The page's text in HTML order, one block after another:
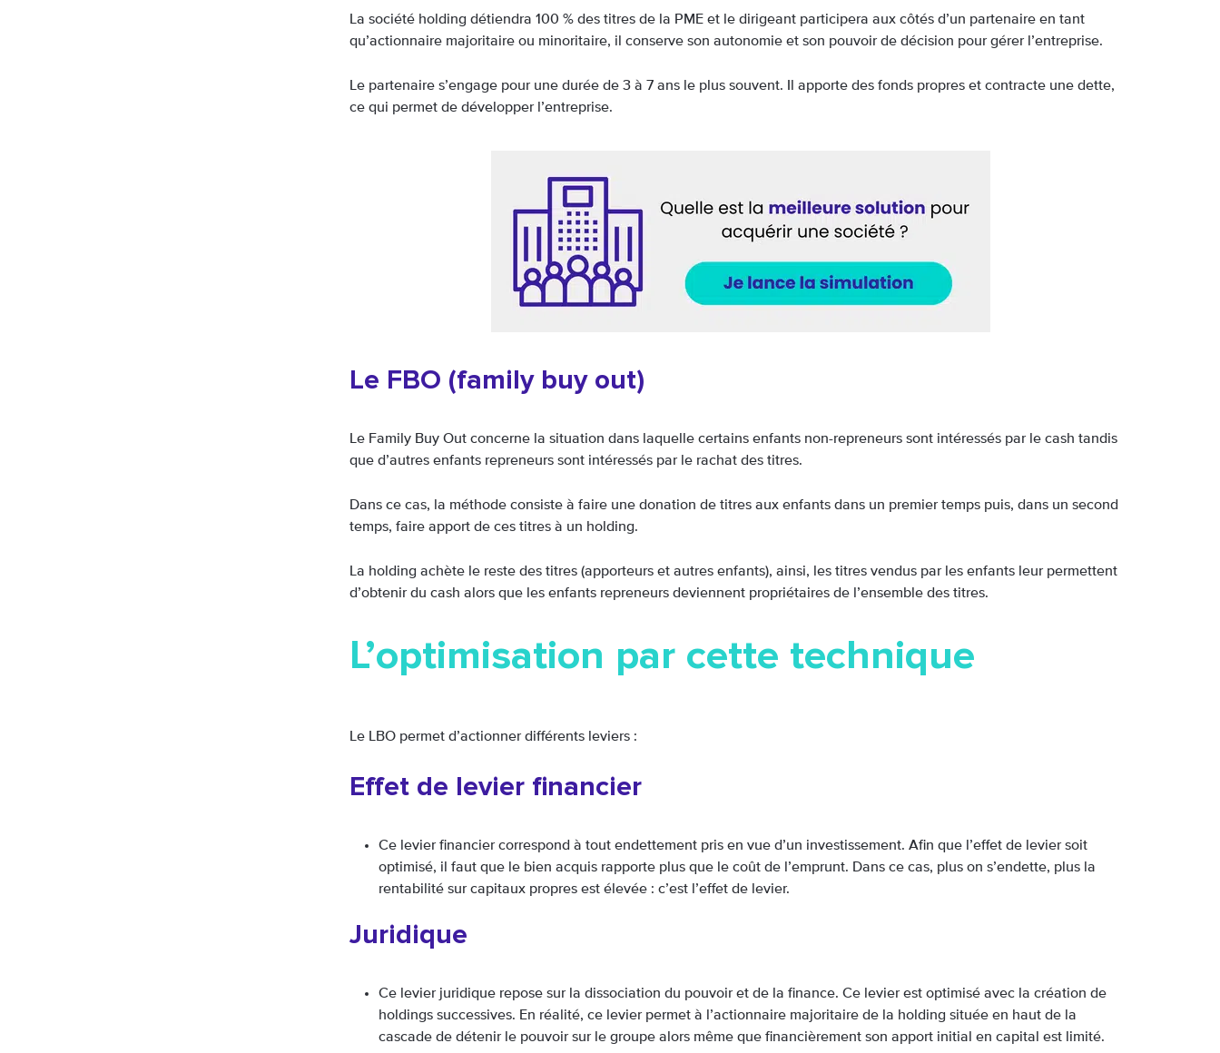
La société holding détiendra 100 % des titres de la PME et le dirigeant participera aux côtés d’un partenaire en tant
qu’actionnaire majoritaire ou minoritaire, il conserve son autonomie et son pouvoir de décision pour gérer l’entreprise.
Le partenaire s’engage pour une durée de 3 à 7 ans le plus souvent. Il apporte des fonds propres et contracte une dette,
ce qui permet de développer l’entreprise.
Le FBO (family buy out)
Le Family Buy Out concerne la situation dans laquelle certains enfants non-repreneurs sont intéressés par le cash tandis
que d’autres enfants repreneurs sont intéressés par le rachat des titres.
Dans ce cas, la méthode consiste à faire une donation de titres aux enfants dans un premier temps puis, dans un second
temps, faire apport de ces titres à un holding.
La holding achète le reste des titres (apporteurs et autres enfants), ainsi, les titres vendus par les enfants leur permettent
d’obtenir du cash alors que les enfants repreneurs deviennent propriétaires de l’ensemble des titres.
L’optimisation par cette technique
Le LBO permet d’actionner différents leviers :
Effet de levier financier
Ce levier financier correspond à tout endettement pris en vue d’un investissement. Afin que l’effet de levier soit
optimisé, il faut que le bien acquis rapporte plus que le coût de l’emprunt. Dans ce cas, plus on s’endette, plus la
rentabilité sur capitaux propres est élevée : c’est l’effet de levier.
Juridique
Ce levier juridique repose sur la dissociation du pouvoir et de la finance. Ce levier est optimisé avec la création de
holdings successives. En réalité, ce levier permet à l’actionnaire majoritaire de la holding située en haut de la
cascade de détenir le pouvoir sur le groupe alors même que financièrement son apport initial en capital est limité.